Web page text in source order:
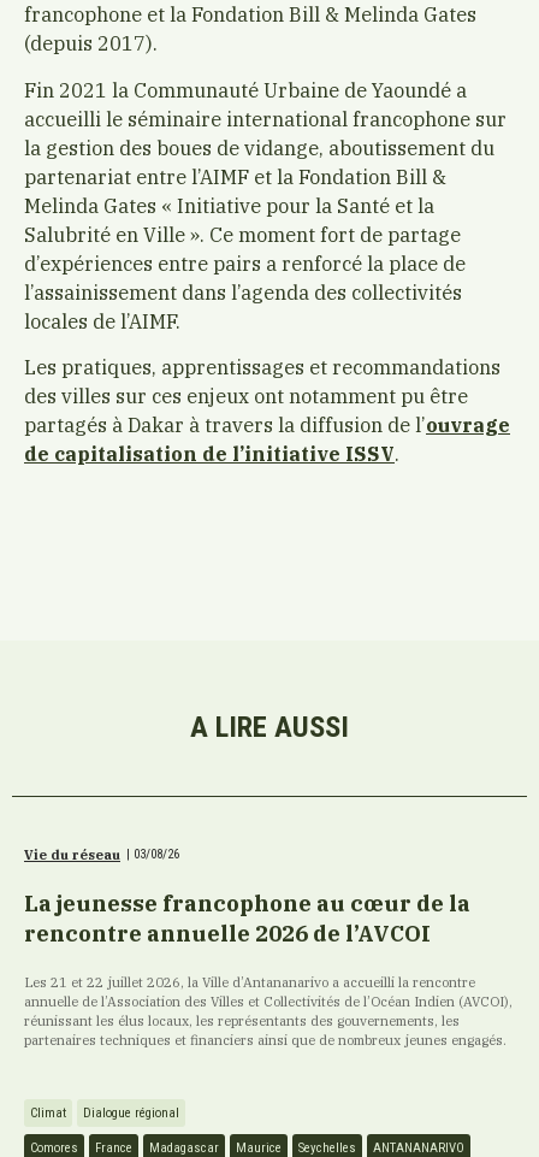
francophone et la Fondation Bill & Melinda Gates
(depuis 2017).
Fin 2021 la Communauté Urbaine de Yaoundé a
accueilli le séminaire international francophone sur
la gestion des boues de vidange, aboutissement du
partenariat entre l’AIMF et la Fondation Bill &
Melinda Gates « Initiative pour la Santé et la
Salubrité en Ville ». Ce moment fort de partage
d’expériences entre pairs a renforcé la place de
l’assainissement dans l’agenda des collectivités
locales de l’AIMF.
Les pratiques, apprentissages et recommandations
des villes sur ces enjeux ont notamment pu être
partagés à Dakar à travers la diffusion de l’ouvrage
de capitalisation de l’initiative ISSV.
A LIRE AUSSI
Vie du réseau 03/08/26
La jeunesse francophone au cœur de la
rencontre annuelle 2026 de l’AVCOI
Les 21 et 22 juillet 2026, la Ville d’Antananarivo a accueilli la rencontre
annuelle de l’Association des Villes et Collectivités de l’Océan Indien (AVCOI),
réunissant les élus locaux, les représentants des gouvernements, les
partenaires techniques et financiers ainsi que de nombreux jeunes engagés.
Climat Dialogue régional
Comores France Madagascar Maurice Seychelles ANTANANARIVO